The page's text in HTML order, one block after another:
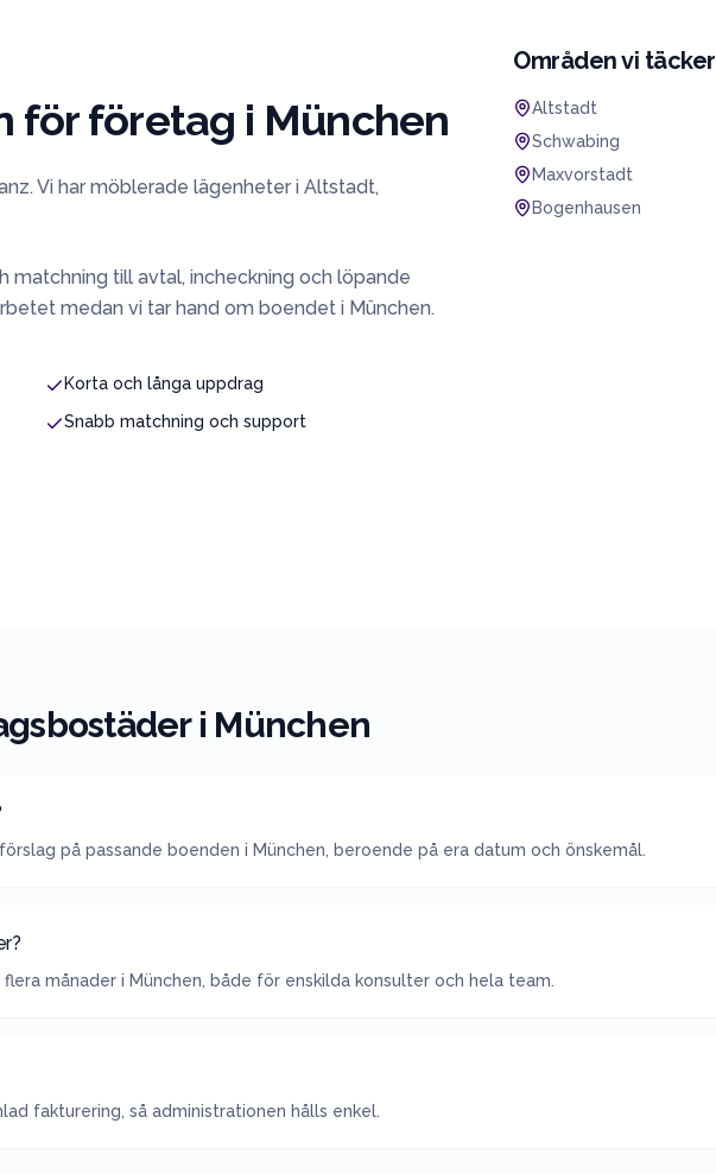
för företag i München
Vi har möblerade lägenheter i Altstadt,
till avtal, incheckning och löpande
medan vi tar hand om boendet i München.
Korta och långa uppdrag
Snabb matchning och support
Områden vi täcker
Altstadt
Schwabing
Maxvorstadt
Bogenhausen
i München
på passande boenden i München, beroende på era datum och önskemål.
månader i München, både för enskilda konsulter och hela team.
fakturering, så administrationen hålls enkel.